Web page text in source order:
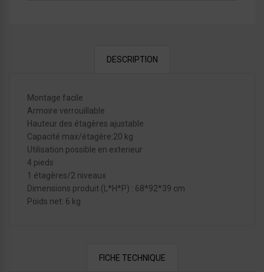
DESCRIPTION
Montage facile
Armoire verrouillable
Hauteur des étagères ajustable
Capacité max/étagère:20 kg
Utilisation possible en exterieur
4 pieds
1 étagères/2 niveaux
Dimensions produit (L*H*P) : 68*92*39 cm
Poids net: 6 kg
FICHE TECHNIQUE